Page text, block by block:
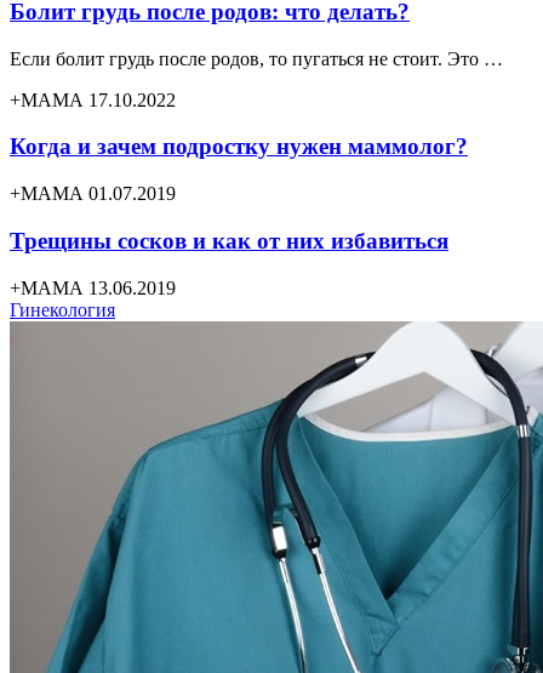
Болит грудь после родов: что делать?
Если болит грудь после родов, то пугаться не стоит. Это …
+МАМА 17.10.2022
Когда и зачем подростку нужен маммолог?
+МАМА 01.07.2019
Трещины сосков и как от них избавиться
+МАМА 13.06.2019
Гинекология